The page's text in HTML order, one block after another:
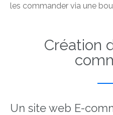
les commander via une
Création
Un site web E-